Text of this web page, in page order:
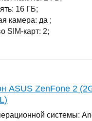
16 ГБ;
камера: да ;
SIM-карт: 2;
ASUS ZenFone 2
системы: